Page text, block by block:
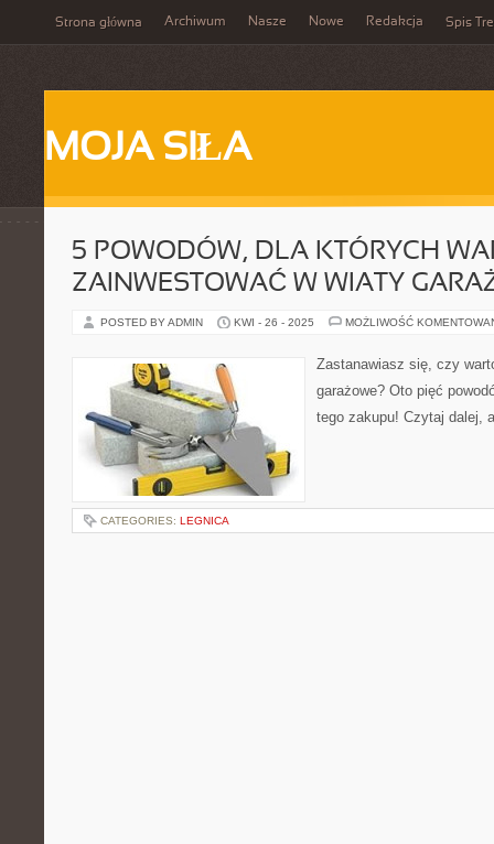
Strona główna Archiwum Nasze Nowe Redakcja Spis
MOJA SIŁA
5 POWODÓW, DLA KTÓRYCH
ZAINWESTOWAĆ W WIATY
POSTED BY ADMIN KWI - 26 - 2025 MOŻLIWOŚĆ
Zastanawiasz się, czy
garażowe? Oto pięć
tego zakupu! Czytaj dalej,
CATEGORIES: LEGNICA